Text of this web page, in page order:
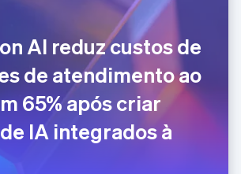
AI reduz custos de
de atendimento ao
65% após criar
IA integrados à
Unidos